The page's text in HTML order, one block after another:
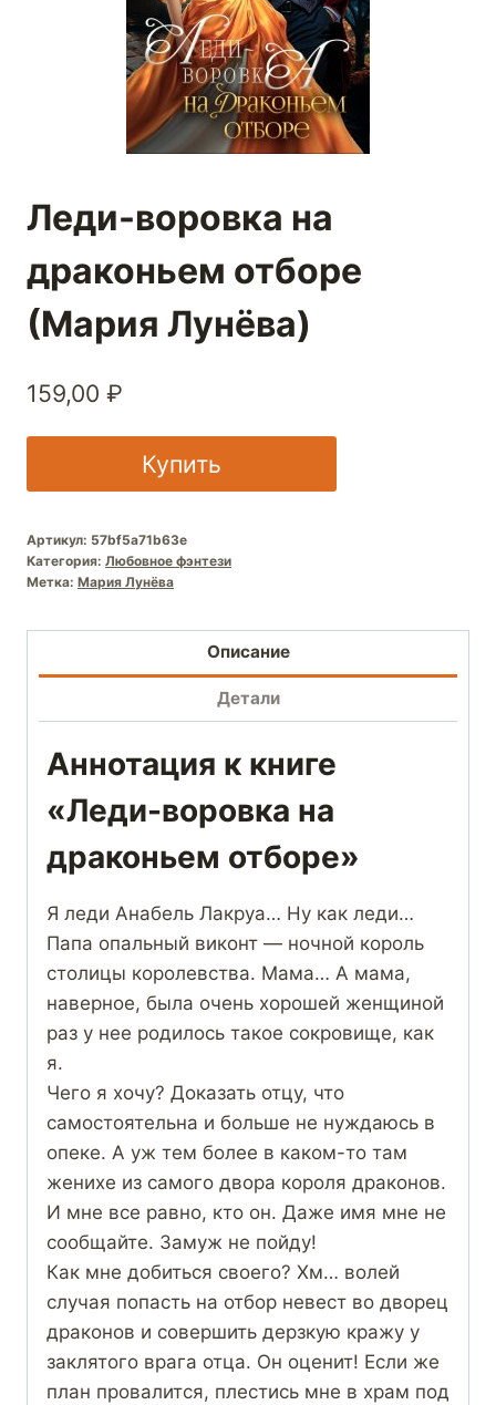
Леди-воровка на
драконьем отборе
(Мария Лунёва)
159,00 ₽
Купить
Артикул: 57bf5a71b63e
Категория: Любовное фэнтези
Метка: Мария Лунёва
Описание
Детали
Аннотация к книге
«Леди-воровка на
драконьем отборе»
Я леди Анабель Лакруа… Ну как леди…
Папа опальный виконт — ночной король
столицы королевства. Мама… А мама,
наверное, была очень хорошей женщиной
раз у нее родилось такое сокровище, как
я.
Чего я хочу? Доказать отцу, что
самостоятельна и больше не нуждаюсь в
опеке. А уж тем более в каком-то там
женихе из самого двора короля драконов.
И мне все равно, кто он. Даже имя мне не
сообщайте. Замуж не пойду!
Как мне добиться своего? Хм… волей
случая попасть на отбор невест во дворец
драконов и совершить дерзкую кражу у
заклятого врага отца. Он оценит! Если же
план провалится, плестись мне в храм под